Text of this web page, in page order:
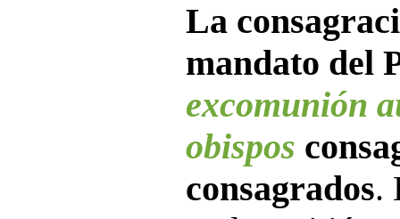
La
mandato del
excomunión
obispos
consagrados.